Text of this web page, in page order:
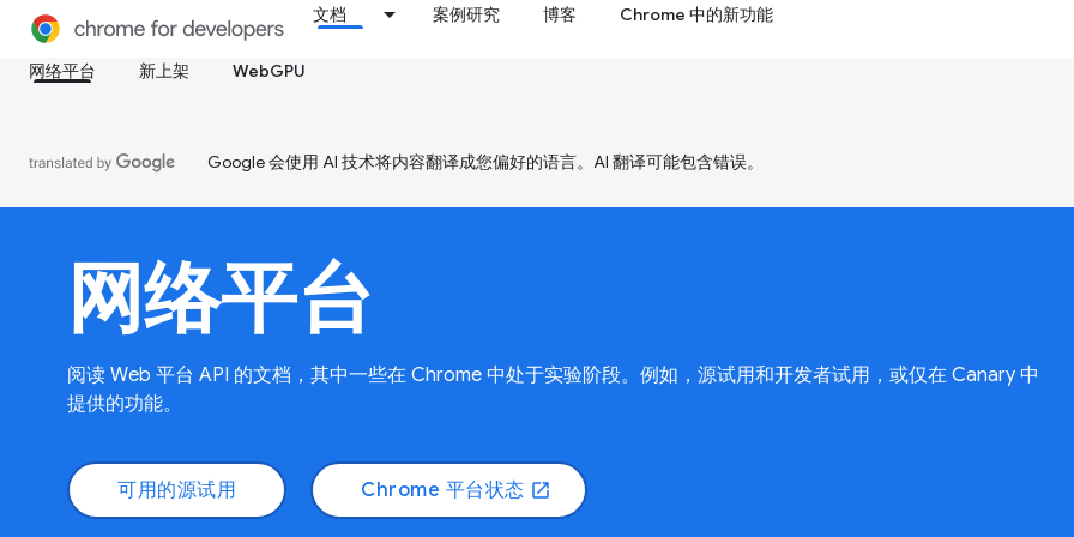
文档 案例研究 博客 Chrome 中的新功能
网络平台 新上架 WebGPU
Google 会使用 AI 技术将内容翻译成您偏好的语言。AI 翻译可能包含错误。
网络平台
阅读 Web 平台 API 的文档，其中一些在 Chrome 中处于实验阶段。例如，源试用和开发者试用，或仅在 Canary 中
提供的功能。
可用的源试用 Chrome 平台状态 open_in_new